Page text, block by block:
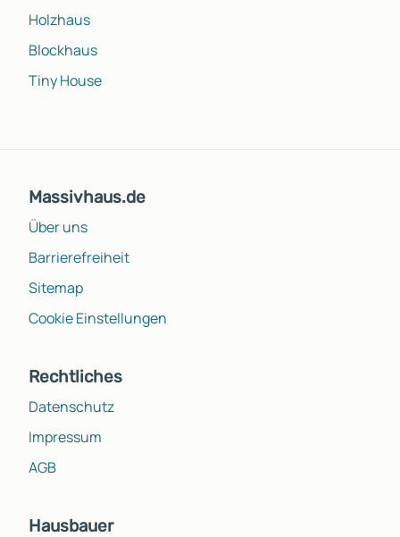
Holzhaus
Blockhaus
Tiny House
Massivhaus.de
Über uns
Barrierefreiheit
Sitemap
Cookie Einstellungen
Rechtliches
Datenschutz
Impressum
AGB
Hausbauer